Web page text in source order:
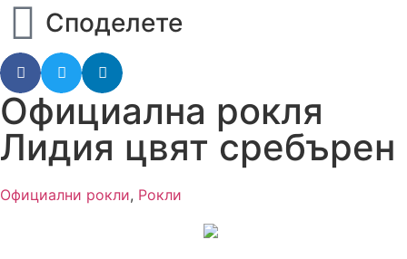
Споделете
Официална рокля
Лидия цвят сребърен
Официални рокли, Рокли